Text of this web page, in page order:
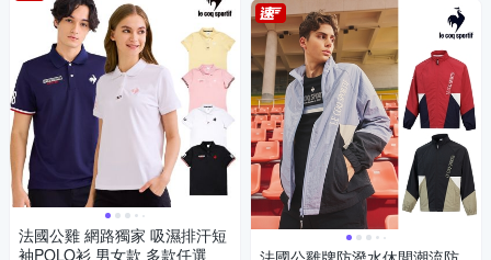
法國公雞 網路獨家 吸濕排汗短
袖POLO衫 男女款 多款任選